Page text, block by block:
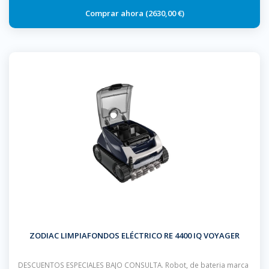
2630,00 €
ZODIAC LIMPIAFONDOS ELÉCTRICO RE 4400 IQ VOYAGER
DESCUENTOS ESPECIALES BAJO CONSULTA. Robot, de bateria marca